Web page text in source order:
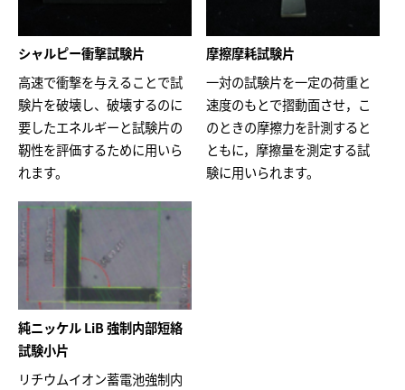
シャルピー衝撃試験片
高速で衝撃を与えることで試
験片を破壊し、破壊するのに
要したエネルギーと試験片の
靭性を評価するために用いら
れます。
摩擦摩耗試験片
一対の試験片を一定の荷重と
速度のもとで摺動面させ，こ
のときの摩擦力を計測すると
ともに，摩擦量を測定する試
験に用いられます。
純ニッケル LiB 強制内部短絡
試験小片
リチウムイオン蓄電池強制内